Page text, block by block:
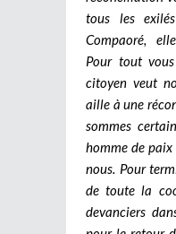
tous les
Compaoré,
Pour tout
citoyen veut
aille à une
sommes
homme de paix
nous. Pour
de toute la
devanciers